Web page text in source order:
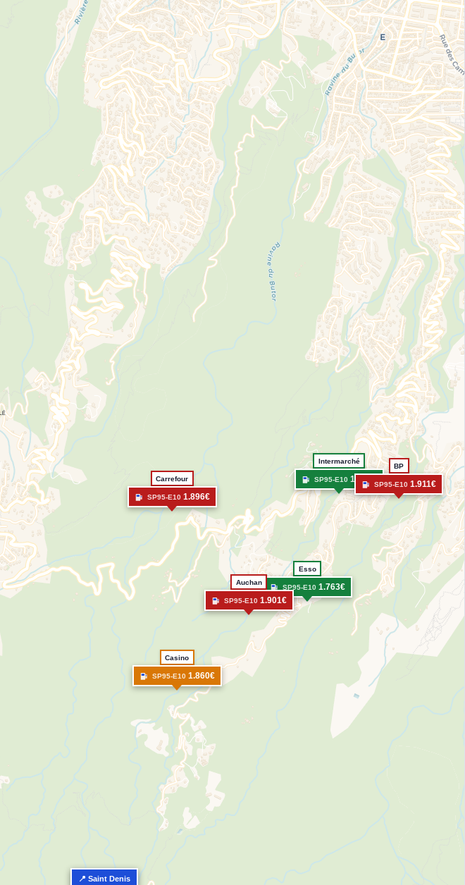
📍 Saint Denis
Esso
SP95-E101.763€
Intermarché
SP95-E101.770€
Casino
SP95-E101.860€
Carrefour
SP95-E101.896€
Auchan
SP95-E101.901€
BP
SP95-E10 1.911€